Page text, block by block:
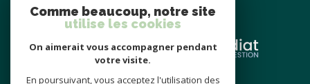
partenaires
Comme beaucoup, notre site
utilise les cookies
On aimerait vous accompagner pendant
votre visite.
En poursuivant, vous acceptez l'utilisation des